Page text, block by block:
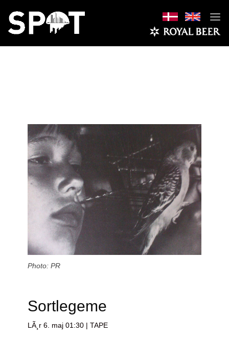
Photo: PR
Sortlegeme
LÃ¸r 6. maj 01:30 | TAPE